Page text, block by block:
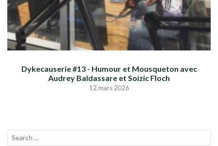
Dykecauserie #13 - Humour et Mousqueton avec
Audrey Baldassare et Soizic Floch
12 mars 2026
Recherche